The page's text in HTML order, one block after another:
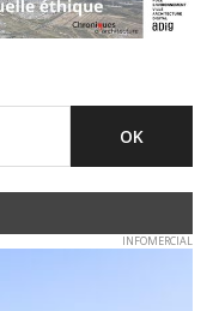
INFOMERCIAL